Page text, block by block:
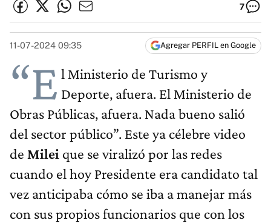
7
11-07-2024 09:35 Agregar PERFIL en Google
“E l Ministerio de Turismo y
Deporte, afuera. El Ministerio de
Obras Públicas, afuera. Nada bueno salió
del sector público”. Este ya célebre video
de Milei que se viralizó por las redes
cuando el hoy Presidente era candidato tal
vez anticipaba cómo se iba a manejar más
con sus propios funcionarios que con los